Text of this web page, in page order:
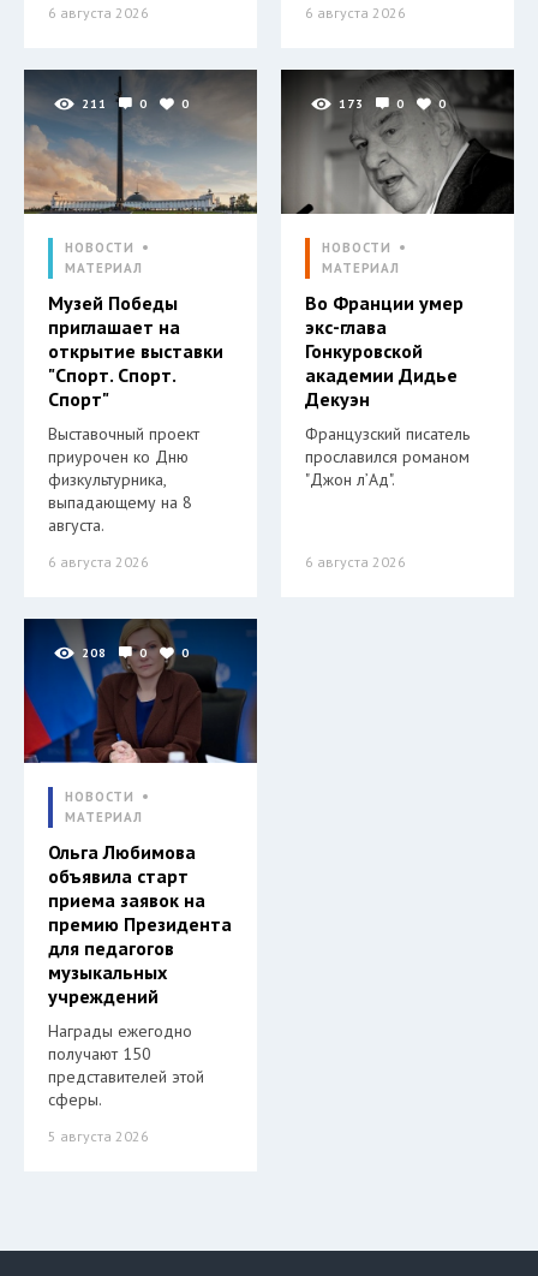
6 августа 2026 6 августа 2026
211 0 0
НОВОСТИ
МАТЕРИАЛ
Музей Победы
приглашает на
открытие выставки
"Спорт. Спорт.
Спорт"
Выставочный проект
приурочен ко Дню
физкультурника,
выпадающему на 8
августа.
6 августа 2026
173 0 0
НОВОСТИ
МАТЕРИАЛ
Во Франции умер
экс-глава
Гонкуровской
академии Дидье
Декуэн
Французский писатель
прославился романом
"Джон л’Ад".
6 августа 2026
208 0 0
НОВОСТИ
МАТЕРИАЛ
Ольга Любимова
объявила старт
приема заявок на
премию Президента
для педагогов
музыкальных
учреждений
Награды ежегодно
получают 150
представителей этой
сферы.
5 августа 2026